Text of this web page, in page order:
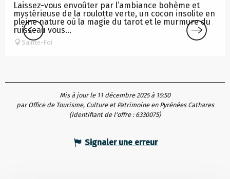
Laissez-vous envoûter par l’ambiance bohème et
mystérieuse de la roulotte verte, un cocon insolite en
pleine nature où la magie du tarot et le murmure du
ruisseau vous...
Sainte-Foi
Mis à jour le 11 décembre 2025 à 15:50
par Office de Tourisme, Culture et Patrimoine en Pyrénées Cathares
(Identifiant de l'offre : 6330075)
Signaler une erreur